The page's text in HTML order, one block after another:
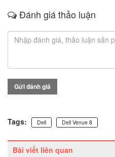
Đánh giá thảo luận
Gửi đánh giá
Tags: Dell Dell Venue 8
Bài viết liên quan